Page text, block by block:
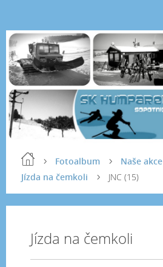
Fotoalbum Naše akce
Jízda na čemkoli
JNC (15)
Jízda na čemkoli